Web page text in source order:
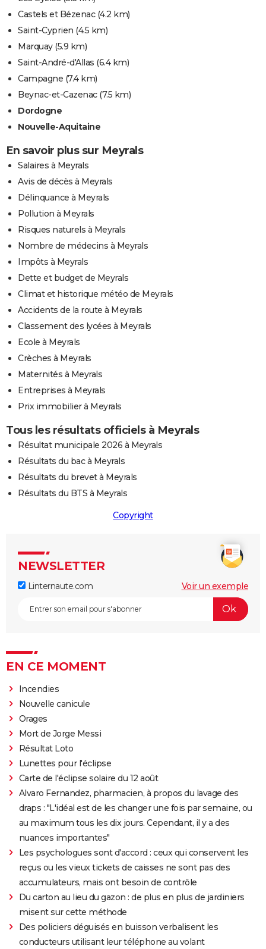
Castels et Bézenac(4.2 km)
Saint-Cyprien (4.5 km)
Marquay(5.9 km)
Saint-André-d'Allas (6.4 km)
Campagne (7.4 km)
Beynac-et-Cazenac(7.5 km)
Dordogne
Nouvelle-Aquitaine
En savoir plus sur Meyrals
Salaires à Meyrals
Avis de décès à Meyrals
Délinquance à Meyrals
Pollution à Meyrals
Risques naturels à Meyrals
Nombre de médecins à Meyrals
Impôts à Meyrals
Dette et budget de Meyrals
Climat et historique météo de Meyrals
Accidents de la route à Meyrals
Classement des lycées à Meyrals
Ecole à Meyrals
Crèches à Meyrals
Maternités à Meyrals
Entreprises à Meyrals
Prix immobilier à Meyrals
Tous les résultats officiels à Meyrals
Résultat municipale 2026 à Meyrals
Résultats du bac à Meyrals
Résultats du brevet à Meyrals
Résultats du BTS à Meyrals
Copyright
NEWSLETTER
Linternaute.com Voir un exemple
EN CE MOMENT
Incendies
Nouvelle canicule
Orages
Mort de Jorge Messi
Résultat Loto
Lunettes pour l'éclipse
Carte de l'éclipse solaire du 12 août
Alvaro Fernandez, pharmacien, à propos du lavage des
draps : "L'idéal est de les changer une fois par semaine, ou
au maximum tous les dix jours. Cependant, il y a des
nuances importantes"
Les psychologues sont d'accord : ceux qui conservent les
reçus ou les vieux tickets de caisses ne sont pas des
accumulateurs, mais ont besoin de contrôle
Du carton au lieu du gazon : de plus en plus de jardiniers
misent sur cette méthode
Des policiers déguisés en buisson verbalisent les
conducteurs utilisant leur téléphone au volant